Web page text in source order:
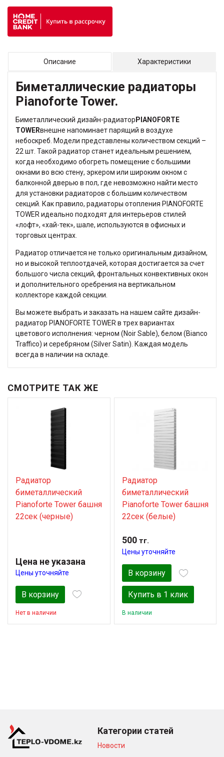
Описание Характеристики
Биметаллические радиаторы
Pianoforte Tower.
Биметаллический дизайн-радиатор PIANOFORTE
TOWERвнешне напоминает парящий в воздухе
небоскреб. Модели представлены количеством секций –
22 шт. Такой радиатор станет идеальным решением,
когда необходимо обогреть помещение с большими
окнами во всю стену, эркером или широким окном с
балконной дверью в пол, где невозможно найти место
для установки радиаторов с большим количеством
секций. Как правило, радиаторы отопления PIANOFORTE
TOWER идеально подходят для интерьеров стилей
«лофт», «хай-тек», шале, используются в офисных и
торговых центрах.
Радиатор отличается не только оригинальным дизайном,
но и высокой теплоотдачей, которая достигается за счет
большого числа секций, фронтальных конвективных окон
и дополнительного оребрения на вертикальном
коллекторе каждой секции.
Вы можете выбрать и заказать на нашем сайте дизайн-
радиатор PIANOFORTE TOWER в трех вариантах
цветового исполнения: черном (Noir Sable), белом (Bianco
Traffico) и серебряном (Silver Satin). Каждая модель
всегда в наличии на складе.
СМОТРИТЕ ТАК ЖЕ
Радиатор
биметаллический
Pianoforte Tower башня
22сек (черные)
Цена не указана
Цены уточняйте
В корзину
Нет в наличии
Радиатор
биметаллический
Pianoforte Tower башня
22сек (белые)
500тг.
Цены уточняйте
В корзину
Купить в 1 клик
В наличии
Категории статей
Новости